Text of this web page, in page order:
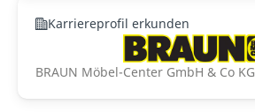
Karriereprofil erkunden
BRAUN Möbel-Center GmbH & Co KG